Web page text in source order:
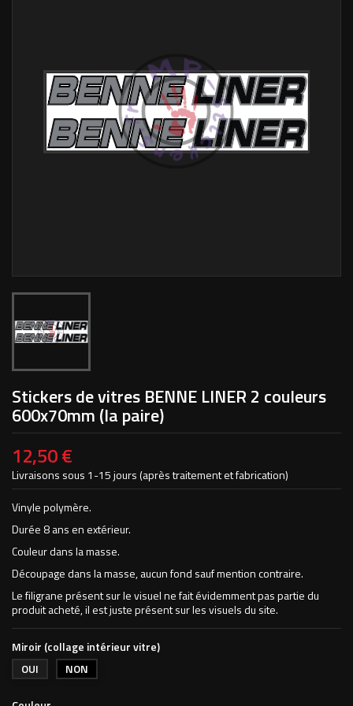
Stickers de vitres BENNE LINER 2 couleurs
600x70mm (la paire)
12,50 €
Livraisons sous 1-15 jours (après traitement et fabrication)
Vinyle polymère.
Durée 8 ans en extérieur.
Couleur dans la masse.
Découpage dans la masse, aucun fond sauf mention contraire.
Le filigrane présent sur le visuel ne fait évidemment pas partie du
produit acheté, il est juste présent sur les visuels du site.
Miroir (collage intérieur vitre)
OUI
NON